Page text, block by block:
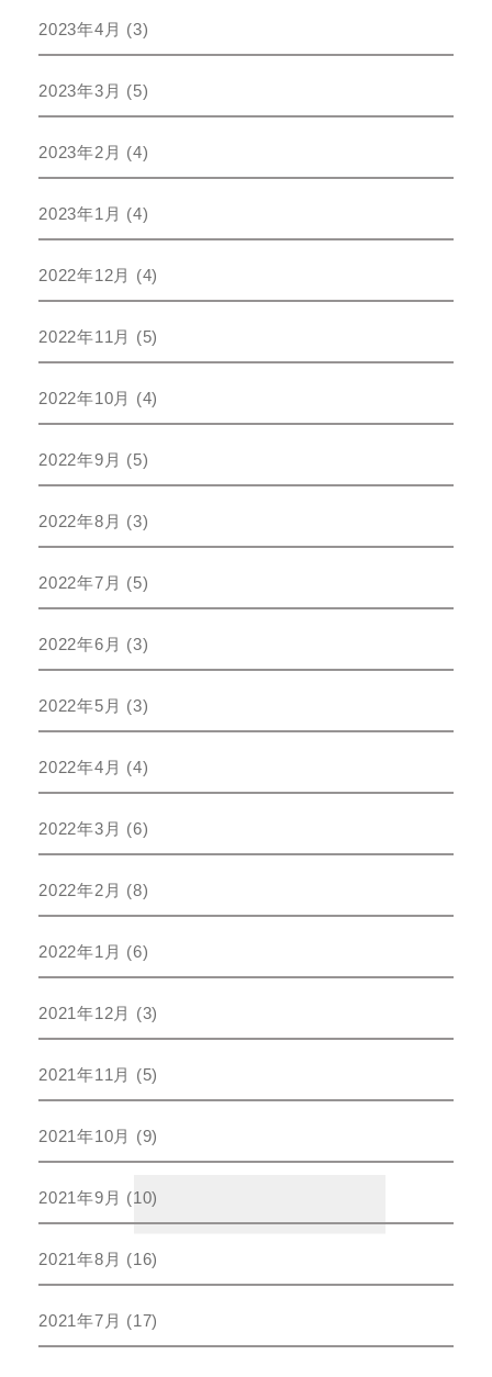
2023年4月 (3)
2023年3月 (5)
2023年2月 (4)
2023年1月 (4)
2022年12月 (4)
2022年11月 (5)
2022年10月 (4)
2022年9月 (5)
2022年8月 (3)
2022年7月 (5)
2022年6月 (3)
2022年5月 (3)
2022年4月 (4)
2022年3月 (6)
2022年2月 (8)
2022年1月 (6)
2021年12月 (3)
2021年11月 (5)
2021年10月 (9)
2021年9月 (10)
2021年8月 (16)
2021年7月 (17)